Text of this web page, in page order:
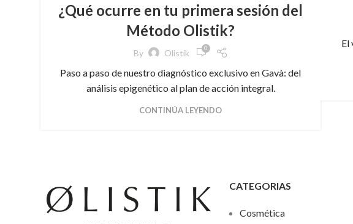
El
¿Qué ocurre en tu primera sesión del
Método Olistik?
By Olistik 0
Paso a paso de nuestro diagnóstico exclusivo en Gavà: del
análisis epigenético al plan de acción integral.
CONTINÚA LEYENDO
CATEGORIAS
Cosmética